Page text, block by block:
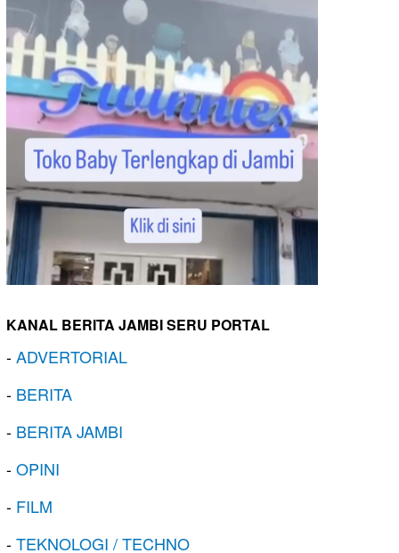
KANAL BERITA JAMBI SERU PORTAL
-ADVERTORIAL
- BERITA
- BERITA JAMBI
-OPINI
- FILM
-TEKNOLOGI / TECHNO